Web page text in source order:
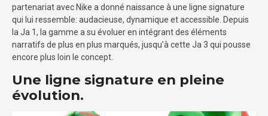
partenariat avec Nike a donné naissance à une ligne signature
qui lui ressemble: audacieuse, dynamique et accessible. Depuis
la Ja 1, la gamme a su évoluer en intégrant des éléments
narratifs de plus en plus marqués, jusqu’à cette Ja 3 qui pousse
encore plus loin le concept.
Une ligne signature en pleine
évolution.